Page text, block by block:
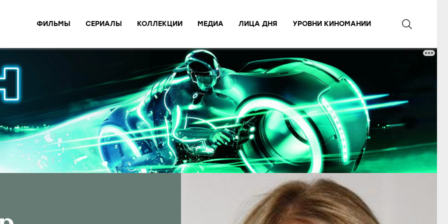
ФИЛЬМЫ СЕРИАЛЫ КОЛЛЕКЦИИ МЕДИА ЛИЦА ДНЯ УРОВНИ КИНОМАНИИ